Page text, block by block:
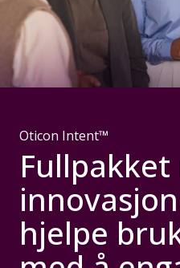
Oticon Intent™
Fullpakket
hjelpe